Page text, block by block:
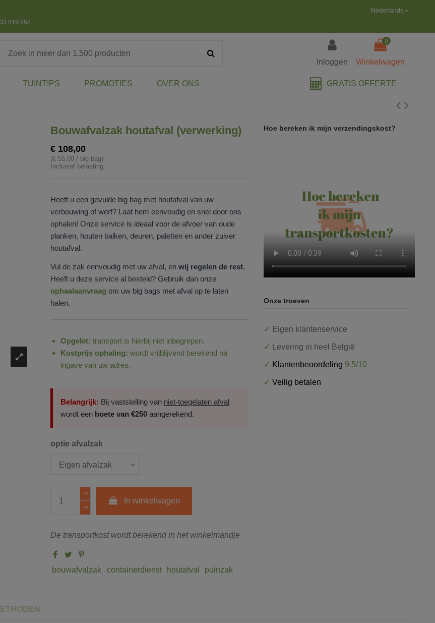
Nederlands
Inloggen
0
Winkelwagen
TUINTIPS PROMOTIES OVER ONS GRATIS OFFERTE
Bouwafvalzak houtafval (verwerking)
€ 108,00
(€ 55,00 / big bag)
Inclusief belasting
Heeft u een gevulde big bag met houtafval van uw
verbouwing of werf? Laat hem eenvoudig en snel door ons
ophalen! Onze service is ideaal voor de afvoer van oude
planken, houten balken, deuren, paletten en ander zuiver
houtafval.
Vul de zak eenvoudig met uw afval, enwij regelen de rest.
Heeft u deze service al besteld? Gebruik dan onze
ophaalaanvraag om uw big bags met afval op te laten
halen.
Opgelet: transport is hierbij niet inbegrepen.
Kostprijs ophaling: wordt vrijblijvend berekend na
ingave van uw adres.
Belangrijk: Bij vaststelling van niet‑toegelaten afval
wordt een boete van €250 aangerekend.
optie afvalzak
In winkelwagen
De transportkost wordt berekend in het winkelmandje
bouwafvalzak containerdienst houtafval puinzak
Hoe bereken ik mijn verzendingskost?
Onze troeven
✓ Eigen klantenservice
✓ Levering in heel België
✓ Klantenbeoordeling 9.5/10
✓Veilig betalen